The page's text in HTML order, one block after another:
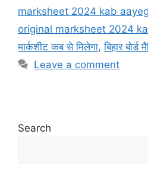
marksheet 2024 kab
original marksheet 2024
मार्कशीट कब से मिलेगा,बिहार
Leave a comment
Search